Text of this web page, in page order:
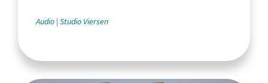
Audio Studio Viersen